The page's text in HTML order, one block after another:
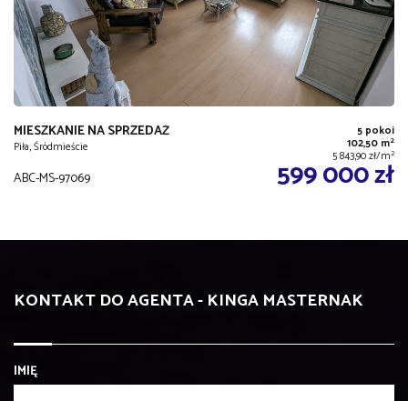
MIESZKANIE NA SPRZEDAŻ
Piła, Śródmieście
5 pokoi
102,50 m2
5 843,90 zł/m2
ABC-MS-97069 599 000 zł
KONTAKT DO AGENTA - KINGA MASTERNAK
IMIĘ